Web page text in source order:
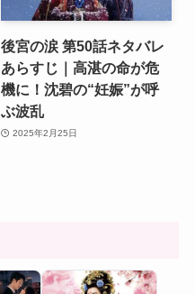
後宮の涙 第50話ネタバレ
あらすじ｜高湛の命が危
機に！沈碧の“妊娠”が呼
ぶ波乱
2025年2月25日